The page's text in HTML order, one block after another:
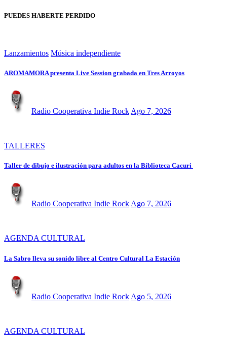
PUEDES HABERTE PERDIDO
Lanzamientos Música independiente
AROMAMORA presenta Live Session grabada en Tres Arroyos
Radio Cooperativa Indie Rock Ago 7, 2026
TALLERES
Taller de dibujo e ilustración para adultos en la Biblioteca Cacuri
Radio Cooperativa Indie Rock Ago 7, 2026
AGENDA CULTURAL
La Sabro lleva su sonido libre al Centro Cultural La Estación
Radio Cooperativa Indie Rock Ago 5, 2026
AGENDA CULTURAL